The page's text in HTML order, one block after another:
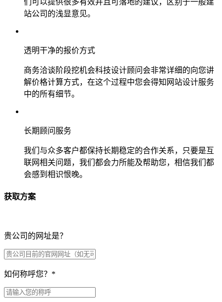
站公司的浅显意见。
透明干净的报价方式
商务洽谈阶段挖机会科技设计顾问会非常详细的向您讲
解价格计算方式，在这个过程中您会得知网站设计服务
中的所有细节。
长期顾问服务
我们与众多客户都保持长期稳定的合作关系，只要是互
联网相关问题，我们都会力所能及帮助您，相信我们都
会感到相识恨晚。
获取方案
贵公司的网址是？
如何称呼您？ *